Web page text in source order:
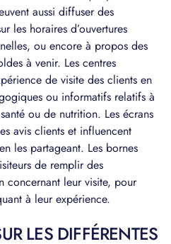
aussi diffuser des
les horaires d’ouvertures
ou encore à propos des
à venir. Les centres
de visite des clients en
ou informatifs relatifs à
ou de nutrition. Les écrans
avis clients et influencent
les partageant. Les bornes
de remplir des
concernant leur visite, pour
à leur expérience.
LES DIFFÉRENTES